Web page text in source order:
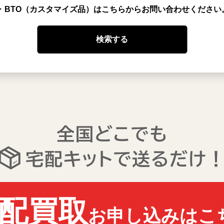
（カスタマイズ品）はこちらからお問い合わせください
買取お申し込みはこ